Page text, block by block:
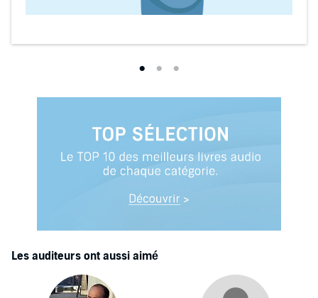
Les auditeurs ont aussi aimé